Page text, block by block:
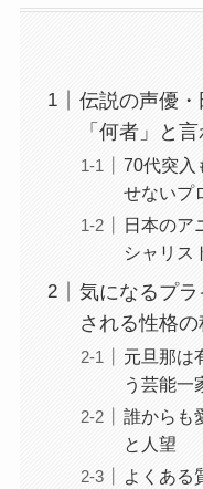
伝説の声優
「何者」と
70代突入
せないプ
日本のア
シャリス
気になるプ
される性格
元旦那は
う芸能一
誰からも
と人望
よくある